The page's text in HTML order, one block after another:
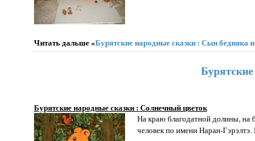
Читать дальше «Бурятские народные сказки : Сын бедняка
Бурятские народные сказки : Солнечный цветок
На краю благодатной долины, на
человек по имени Наран-